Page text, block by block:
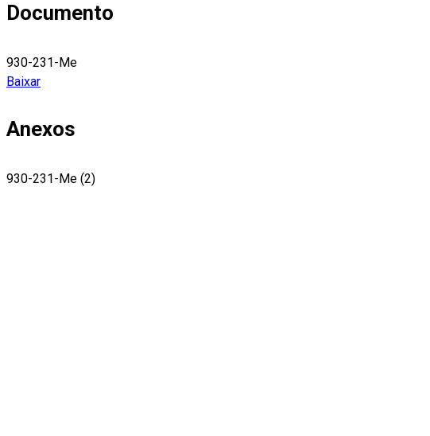
Documento
930-231-Me
Baixar
Anexos
930-231-Me (2)